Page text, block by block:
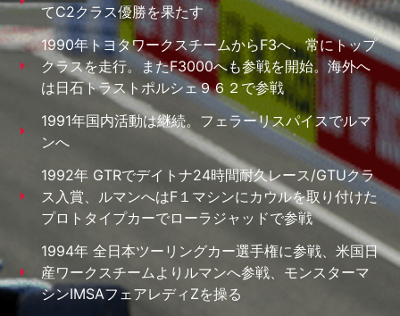
てC2クラス優勝を果たす
1990年トヨタワークスチームからF3へ、常にトップ
クラスを走行。またF3000へも参戦を開始。海外へ
は日石トラストポルシェ９６２で参戦
1991年国内活動は継続。フェラーリスパイスでルマ
ンへ
1992年 GTRでデイトナ24時間耐久レース/GTUクラ
ス入賞、ルマンへはF１マシンにカウルを取り付けた
プロトタイプカーでローラジャッドで参戦
1994年 全日本ツーリングカー選手権に参戦、米国日
産ワークスチームよりルマンへ参戦、モンスターマ
シンIMSAフェアレディZを操る